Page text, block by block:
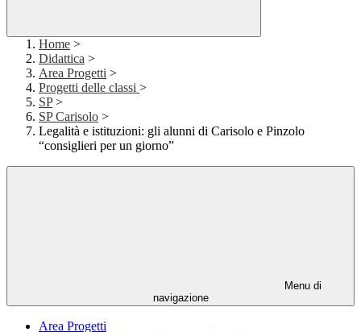
Home >
Didattica >
Area Progetti >
Progetti delle classi >
SP >
SP Carisolo >
Legalità e istituzioni: gli alunni di Carisolo e Pinzolo
“consiglieri per un giorno”
Menu di
navigazione
Area Progetti